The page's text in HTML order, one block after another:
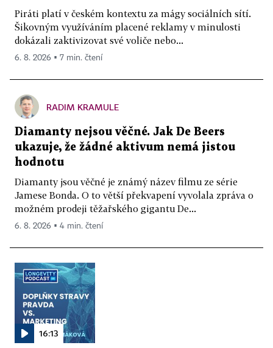
Piráti platí v českém kontextu za mágy sociálních sítí.
Šikovným využíváním placené reklamy v minulosti
dokázali zaktivizovat své voliče nebo...
6. 8. 2026 ▪ 7 min. čtení
RADIM KRAMULE
Diamanty nejsou věčné. Jak De Beers
ukazuje, že žádné aktivum nemá jistou
hodnotu
Diamanty jsou věčné je známý název filmu ze série
Jamese Bonda. O to větší překvapení vyvolala zpráva o
možném prodeji těžařského gigantu De...
6. 8. 2026 ▪ 4 min. čtení
16:13